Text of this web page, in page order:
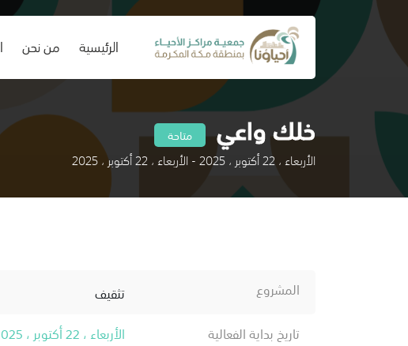
الرئيسية
(current) من نحن
خلك واعي متاحة
الأربعاء ، 22 أكتوبر ، 2025 - الأربعاء ، 22 أكتوبر ، 2025
المشروع
تثقيف
تاريخ بداية الفعالية
الأربعاء ، 22 أكتوبر ، 2025